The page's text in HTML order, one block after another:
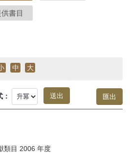
書目
中 大
：
類目 2006 年度